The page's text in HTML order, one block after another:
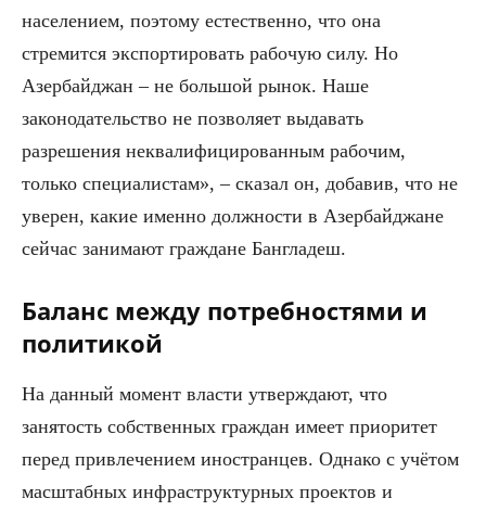
населением, поэтому естественно, что она
стремится экспортировать рабочую силу. Но
Азербайджан – не большой рынок. Наше
законодательство не позволяет выдавать
разрешения неквалифицированным рабочим,
только специалистам», – сказал он, добавив, что не
уверен, какие именно должности в Азербайджане
сейчас занимают граждане Бангладеш.
Баланс между потребностями и
политикой
На данный момент власти утверждают, что
занятость собственных граждан имеет приоритет
перед привлечением иностранцев. Однако с учётом
масштабных инфраструктурных проектов и